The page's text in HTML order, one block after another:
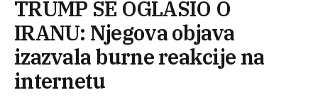
TRUMP SE OGLASIO O
IRANU: Njegova objava
izazvala burne reakcije na
internetu